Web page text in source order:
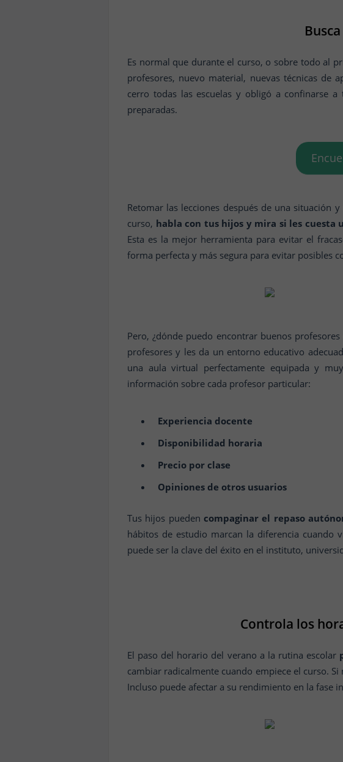
Es normal que durante el curso, o sobre todo al
profesores, nuevo material, nuevas técnicas de
cerro todas las escuelas y obligó a confinarse
preparadas.
Retomar las lecciones después de una situación
curso, habla con tus hijos y mira si les cuesta
Esta es la mejor herramienta para evitar el
forma perfecta y más segura para evitar posibles
Pero, ¿dónde puedo encontrar buenos profesores
profesores y les da un entorno educativo
una aula virtual perfectamente equipada y
información sobre cada profesor particular:
Experiencia docente
Disponibilidad horaria
Precio por clase
Opiniones de otros usuarios
Tus hijos pueden compaginar el repaso
hábitos de estudio marcan la diferencia cuando
puede ser la clave del éxito en el instituto,
Controla los
El paso del horario del verano a la rutina escolar
cambiar radicalmente cuando empiece el curso.
Incluso puede afectar a su rendimiento en la fase